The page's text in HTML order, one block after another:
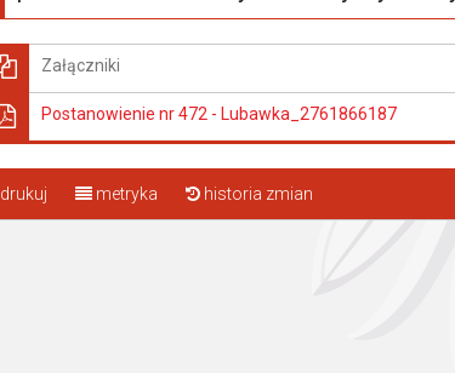
Załączniki
Postanowienie nr 472 - Lubawka_2761866187
drukuj metryka historia zmian